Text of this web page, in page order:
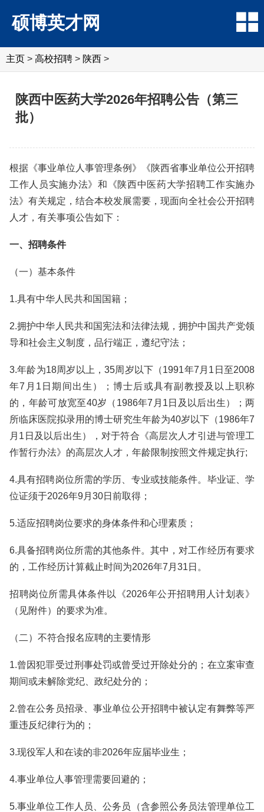
硕博英才网
主页 > 高校招聘 > 陕西 >
陕西中医药大学2026年招聘公告（第三
批）
根据《事业单位人事管理条例》《陕西省事业单位公开招聘
工作人员实施办法》和《陕西中医药大学招聘工作实施办
法》有关规定，结合本校发展需要，现面向全社会公开招聘
人才，有关事项公告如下：
一、招聘条件
（一）基本条件
1.具有中华人民共和国国籍；
2.拥护中华人民共和国宪法和法律法规，拥护中国共产党领
导和社会主义制度，品行端正，遵纪守法；
3.年龄为18周岁以上，35周岁以下（1991年7月1日至2008
年7月1日期间出生）；博士后或具有副教授及以上职称
的，年龄可放宽至40岁（1986年7月1日及以后出生）；两
所临床医院拟录用的博士研究生年龄为40岁以下（1986年7
月1日及以后出生），对于符合《高层次人才引进与管理工
作暂行办法》的高层次人才，年龄限制按照文件规定执行;
4.具有招聘岗位所需的学历、专业或技能条件。毕业证、学
位证须于2026年9月30日前取得；
5.适应招聘岗位要求的身体条件和心理素质；
6.具备招聘岗位所需的其他条件。其中，对工作经历有要求
的，工作经历计算截止时间为2026年7月31日。
招聘岗位所需具体条件以《2026年公开招聘用人计划表》
（见附件）的要求为准。
（二）不符合报名应聘的主要情形
1.曾因犯罪受过刑事处罚或曾受过开除处分的；在立案审查
期间或未解除党纪、政纪处分的；
2.曾在公务员招录、事业单位公开招聘中被认定有舞弊等严
重违反纪律行为的；
3.现役军人和在读的非2026年应届毕业生；
4.事业单位人事管理需要回避的；
5.事业单位工作人员、公务员（含参照公务员法管理单位工